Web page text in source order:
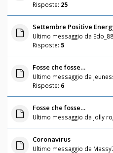
Risposte: 25
Settembre Positive
Ultimo messaggio da Edo_88
Risposte: 5
Fosse che fosse…
Ultimo messaggio da
Risposte: 6
Fosse che fosse…
Ultimo messaggio da Jolly
Coronavirus
Ultimo messaggio da